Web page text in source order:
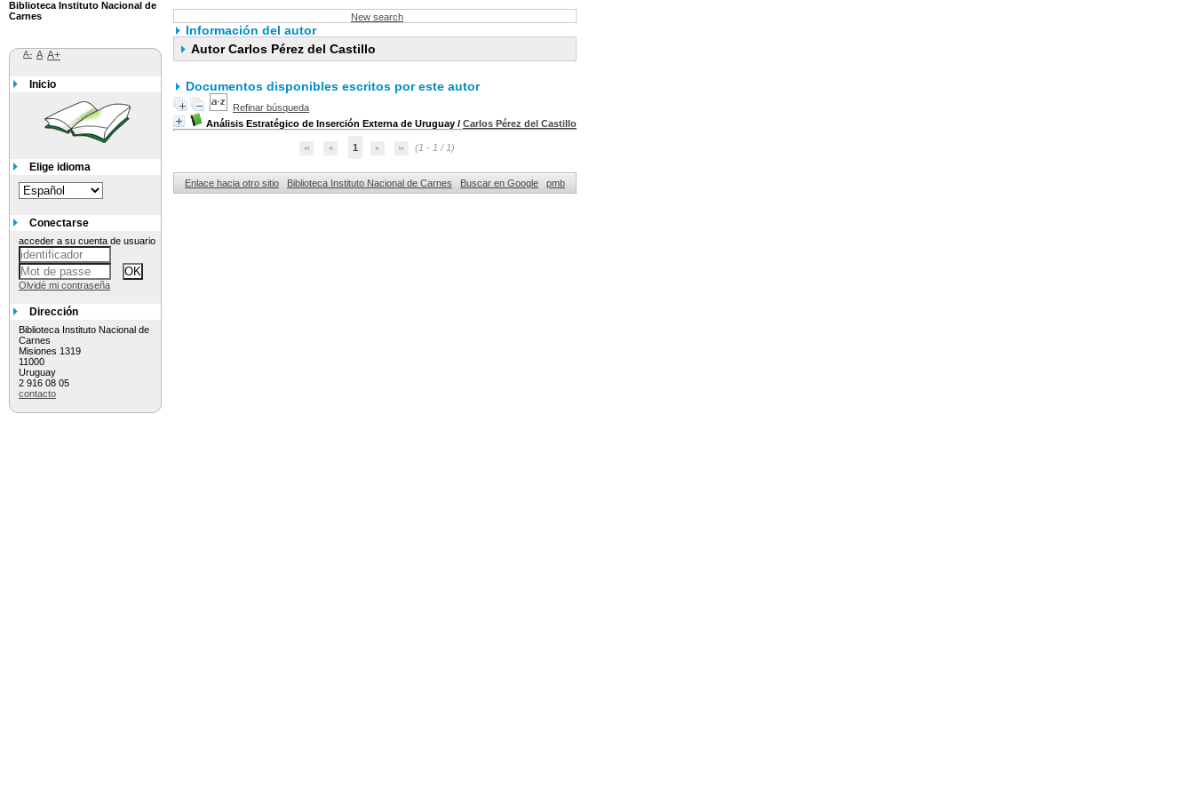
New search
Información del autor
Autor Carlos Pérez del Castillo
Documentos disponibles escritos por este autor
Refinar búsqueda
Análisis Estratégico de Inserción Externa de Uruguay / Carlos Pérez del Castillo
1 (1 - 1 / 1)
Enlace hacia otro sitio Biblioteca Instituto Nacional de Carnes Buscar en Google pmb
Biblioteca Instituto Nacional de
Carnes
A- A A+
Inicio
Elige idioma
Conectarse
acceder a su cuenta de usuario
Olvidé mi contraseña
Dirección
Biblioteca Instituto Nacional de
Carnes
Misiones 1319
11000
Uruguay
2 916 08 05
contacto